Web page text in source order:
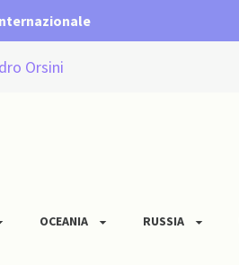
Orsini
OCEANIA RUSSIA